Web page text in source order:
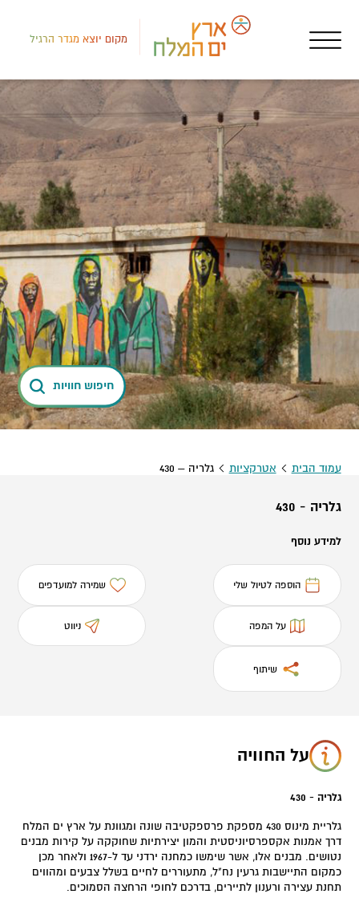
מקום יוצא מגדר הרגיל
חיפוש חוויות
עמוד הבית אטרקציות גלריה – 430
גלריה - 430
למידע נוסף
הוספה לטיול שלי שמירה למועדפים
על המפה ניווט
שיתוף
על החוויה
גלריה - 430
גלריית מינוס 430 מספקת פרספקטיבה שונה ומגוונת על ארץ ים המלח
דרך אמנות אקספרסיוניסטית והמון יצירתיות שחוקקה על קירות מבנים
נטושים. מבנים אלו, אשר שימשו כמחנה ירדני עד ל-1967 ולאחר מכן
כמקום התיישבות גרעין נח"ל, מתעוררים לחיים בשלל צבעים ומהווים
תחנת עצירה ורענון לתיירים, בדרכם לחופי הרחצה הסמוכים.